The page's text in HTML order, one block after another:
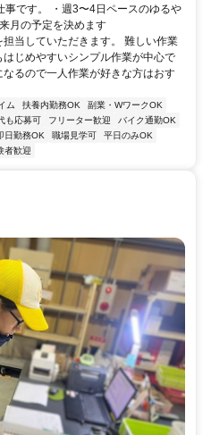
です。 ・週3〜4日ペースのゆるや
月の予定を決めます
当していただきます。 難しい作業
じめやすいシンプル作業が中心で
るので一人作業が好きな方はおす
ム 扶養内勤務OK
副業・WワークOK
も応募可 フリーター歓迎
バイク通勤OK
日勤務OK 職場見学可
平日のみOK
者歓迎